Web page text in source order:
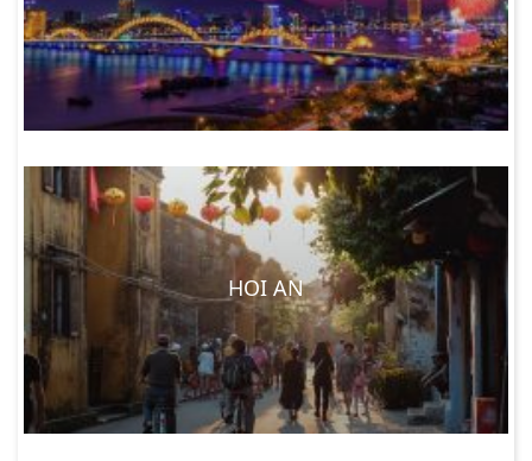
HOI AN